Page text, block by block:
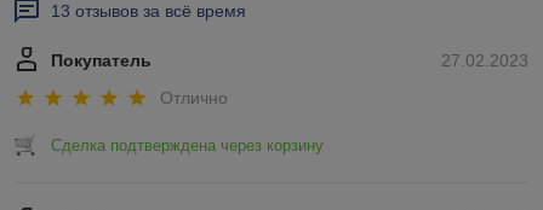
13 отзывов за всё время
27.02.2023
Покупатель
Отлично
Сделка подтверждена через корзину